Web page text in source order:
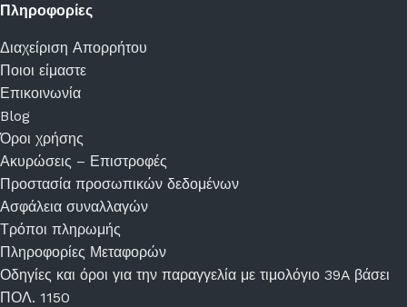
Πληροφορίες
Διαχείριση Απορρήτου
Ποιοι είμαστε
Επικοινωνία
Blog
Όροι χρήσης
Ακυρώσεις – Επιστροφές
Προστασία προσωπικών δεδομένων
Ασφάλεια συναλλαγών
Τρόποι πληρωμής
Πληροφορίες Μεταφορών
Οδηγίες και όροι για την παραγγελία με τιμολόγιο 39A βάσει
ΠΟΛ. 1150